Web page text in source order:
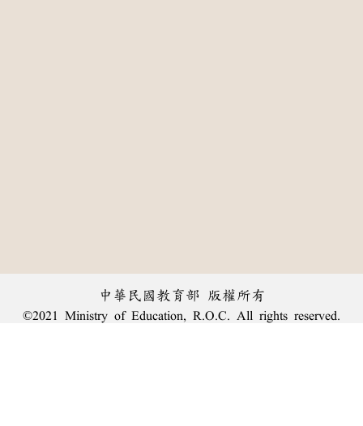
中華民國教育部 版權所有
©2021 Ministry of Education, R.O.C. All rights reserved.